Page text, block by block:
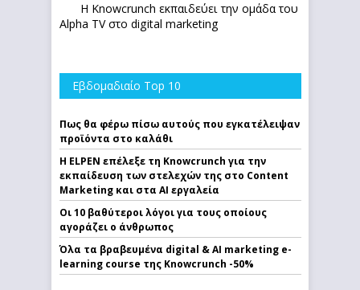
Η Knowcrunch εκπαιδεύει την ομάδα του
Alpha TV στο digital marketing
Εβδομαδιαίο Top 10
Πως θα φέρω πίσω αυτούς που εγκατέλειψαν
προϊόντα στο καλάθι
Η ELPEN επέλεξε τη Knowcrunch για την
εκπαίδευση των στελεχών της στο Content
Marketing και στα AI εργαλεία
Οι 10 βαθύτεροι λόγοι για τους οποίους
αγοράζει ο άνθρωπος
Όλα τα βραβευμένα digital & AI marketing e-
learning course της Knowcrunch -50%